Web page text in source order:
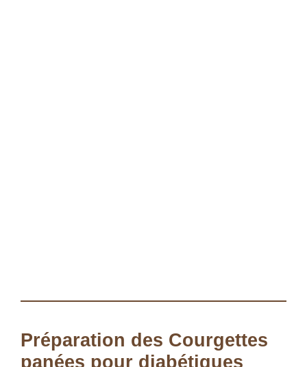
Préparation des Courgettes
panées pour diabétiques